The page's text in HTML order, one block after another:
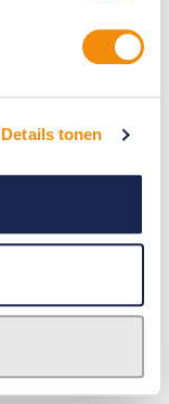
Details tonen